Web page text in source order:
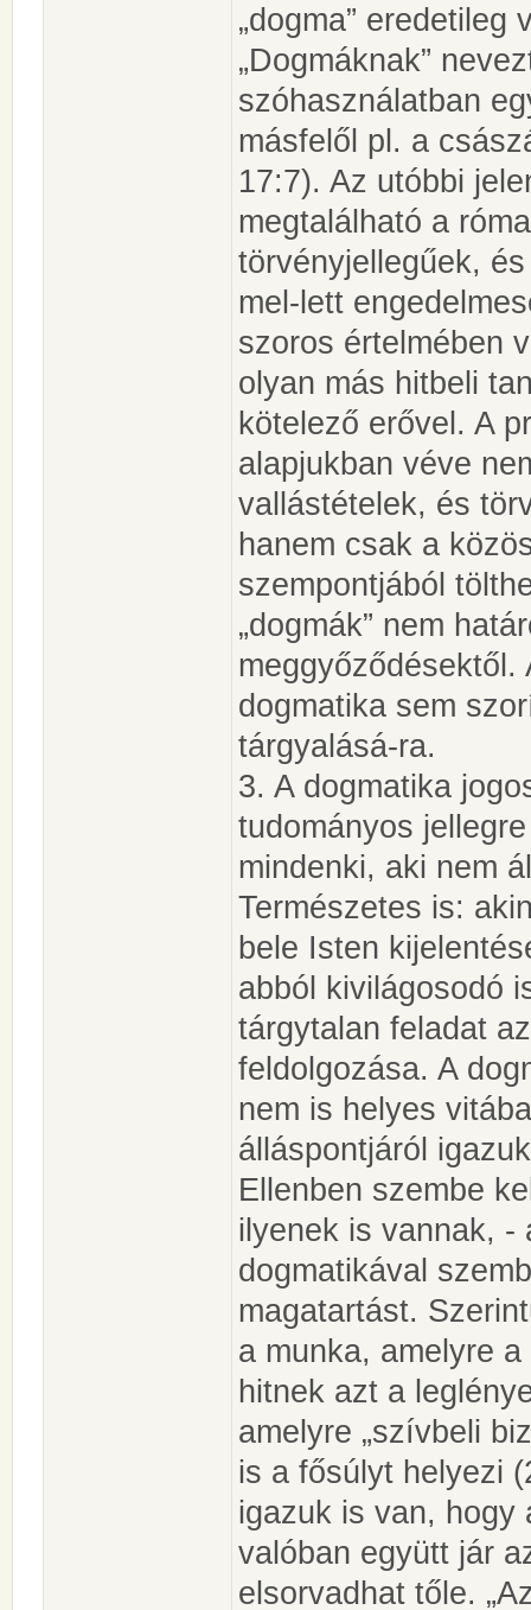
„dogma” eredetileg
„Dogmáknak”
szóhasználatban
másfelől pl. a
17:7). Az utóbbi
megtalálható a
törvényjellegűek,
mel-lett
szoros értelmében
olyan más hitbeli
kötelező erővel. A
alapjukban véve
vallástételek, és
hanem csak a
szempontjából
„dogmák” nem
meggyőződésektől.
dogmatika sem
tárgyalásá-ra.
3. A dogmatika
tudományos
mindenki, aki nem
Természetes is:
bele Isten
abból kivilágosodó
tárgytalan feladat
feldolgozása. A
nem is helyes
álláspontjáról
Ellenben szembe
ilyenek is vannak,
dogmatikával
magatartást.
a munka, amelyre
hitnek azt a
amelyre „szívbeli
is a fősúlyt helyezi
igazuk is van, hogy
valóban együtt jár
elsorvadhat tőle.